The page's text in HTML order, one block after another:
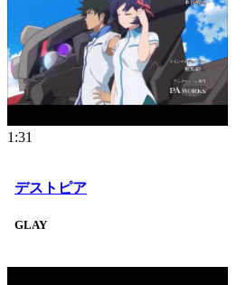
1:31
デストピア
GLAY